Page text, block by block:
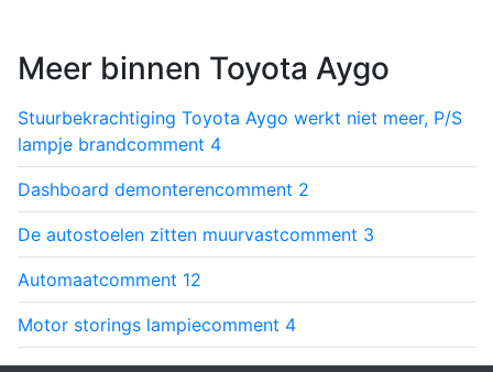
Meer binnen Toyota Aygo
Stuurbekrachtiging Toyota Aygo werkt niet meer, P/S
lampje brandcomment 4
Dashboard demonterencomment 2
De autostoelen zitten muurvastcomment 3
Automaatcomment 12
Motor storings lampiecomment 4